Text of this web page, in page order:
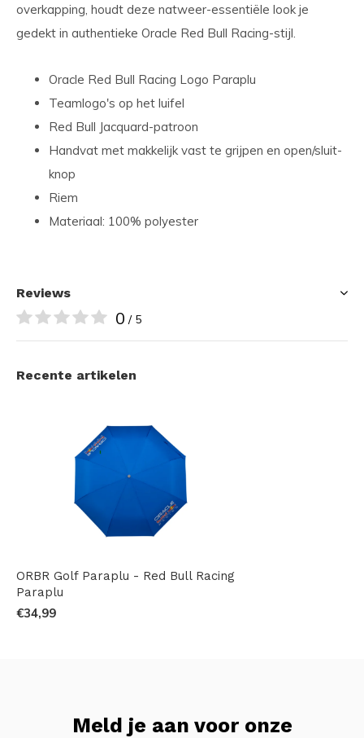
overkapping, houdt deze natweer-essentiële look je
gedekt in authentieke Oracle Red Bull Racing-stijl.
Oracle Red Bull Racing Logo Paraplu
Teamlogo's op het luifel
Red Bull Jacquard-patroon
Handvat met makkelijk vast te grijpen en open/sluit-
knop
Riem
Materiaal: 100% polyester
Reviews
0 / 5
Recente artikelen
ORBR Golf Paraplu - Red Bull Racing
Paraplu
€34,99
Meld je aan voor onze